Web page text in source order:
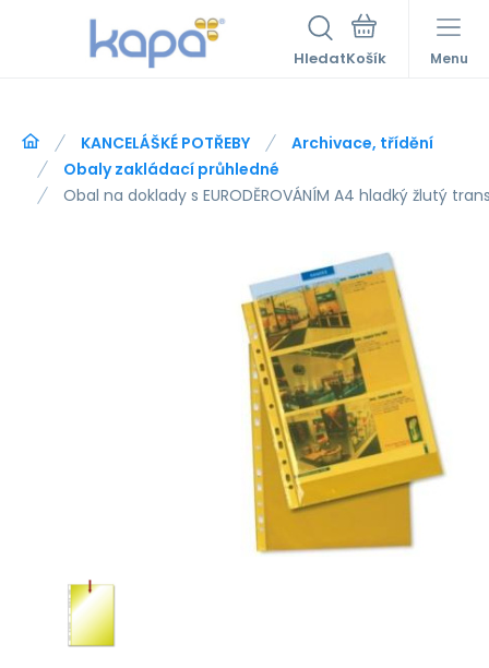
Hledat Menu
KANCELÁŠKÉ POTŘEBY
Archivace, třídění
Obaly zakládací průhledné
Obal na doklady s EURODĚROVÁNÍM A4 hladký žlutý